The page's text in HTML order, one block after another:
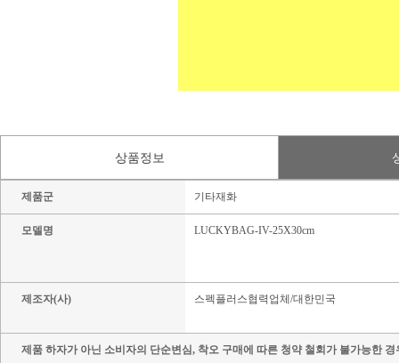
상품정보
제품군 기타재화
모델명 LUCKYBAG-IV-25X30cm
제조자(사) 스펙플러스협력업체/대한민국
제품 하자가 아닌 소비자의 단순변심, 착오 구매에 따른 청약 철회가 불가능한